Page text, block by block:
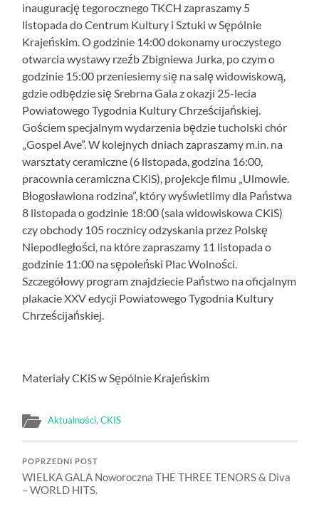
inaugurację tegorocznego TKCH zapraszamy 5
listopada do Centrum Kultury i Sztuki w Sępólnie
Krajeńskim. O godzinie 14:00 dokonamy uroczystego
otwarcia wystawy rzeźb Zbigniewa Jurka, po czym o
godzinie 15:00 przeniesiemy się na salę widowiskową,
gdzie odbędzie się Srebrna Gala z okazji 25-lecia
Powiatowego Tygodnia Kultury Chrześcijańskiej.
Gościem specjalnym wydarzenia będzie tucholski chór
„Gospel Ave”. W kolejnych dniach zapraszamy m.in. na
warsztaty ceramiczne (6 listopada, godzina 16:00,
pracownia ceramiczna CKiS), projekcje filmu „Ulmowie.
Błogosławiona rodzina”, który wyświetlimy dla Państwa
8 listopada o godzinie 18:00 (sala widowiskowa CKiS)
czy obchody 105 rocznicy odzyskania przez Polskę
Niepodległości, na które zapraszamy 11 listopada o
godzinie 11:00 na sępoleński Plac Wolności.
Szczegółowy program znajdziecie Państwo na oficjalnym
plakacie XXV edycji Powiatowego Tygodnia Kultury
Chrześcijańskiej.
Materiały CKiS w Sępólnie Krajeńskim
Aktualności,CKIS
POPRZEDNI POST
WIELKA GALA Noworoczna THE THREE TENORS & Diva
– WORLD HITS.